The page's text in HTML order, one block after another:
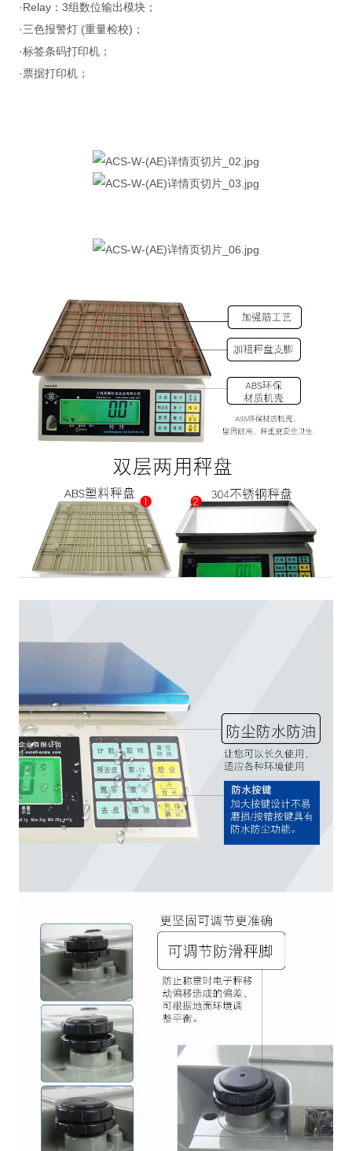
·Relay：3组数位输出模块；
·三色报警灯 (重量检校)；
·标签条码打印机；
·票据打印机；